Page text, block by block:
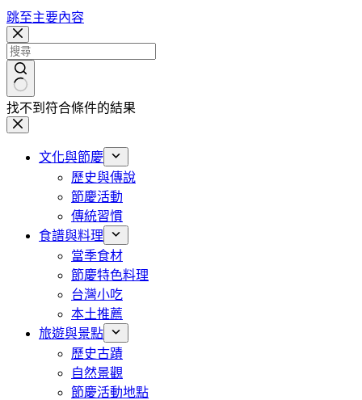
跳至主要內容
找不到符合條件的結果
文化與節慶
歷史與傳說
節慶活動
傳統習慣
食譜與料理
當季食材
節慶特色料理
台灣小吃
本土推薦
旅遊與景點
歷史古蹟
自然景觀
節慶活動地點